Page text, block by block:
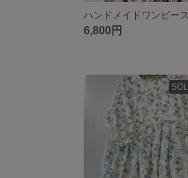
6,800円